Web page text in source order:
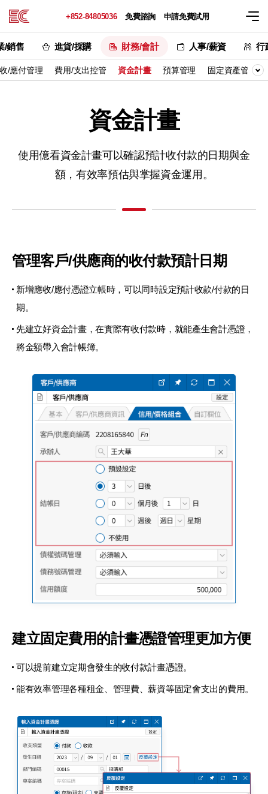
+852-84805036 免費諮詢 申請免費試用
/銷售 進貨/採購 財務/會計 人事/薪資 行
/應付管理 費用/支出控管 資金計畫 預算管理 固定資產管理
資金計畫
使用億看資金計畫可以確認預計收付款的日期與金
額， 有效率預估與掌握資金運用。
管理客戶/供應商的收付款預計日期
新增應收/應付憑證立帳時，可以同時設定預計收款/付款的日
期。
先建立好資金計畫，在實際有收付款時，就能產生會計憑證，
將金額帶入會計帳簿。
建立固定費用的計畫憑證管理更加方便
可以提前建立定期會發生的收付款計畫憑證。
能有效率管理各種租金、管理費、薪資等固定會支出的費用。